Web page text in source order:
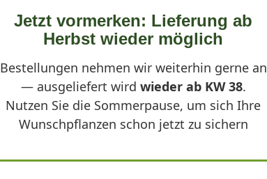
Halbstamm 12-14 StU im Container
Wuchsendhöhe
Frucht
Grüngelb mit rot, klein
Geschmack
Süß und saftig
Lieferbar
Jetzt vormerken: Lieferung ab
Herbst wieder möglich
Bestellungen nehmen wir weiterhin gerne an
— ausgeliefert wird wieder ab KW 38.
Nutzen Sie die Sommerpause, um sich Ihre
Wunschpflanzen schon jetzt zu sichern